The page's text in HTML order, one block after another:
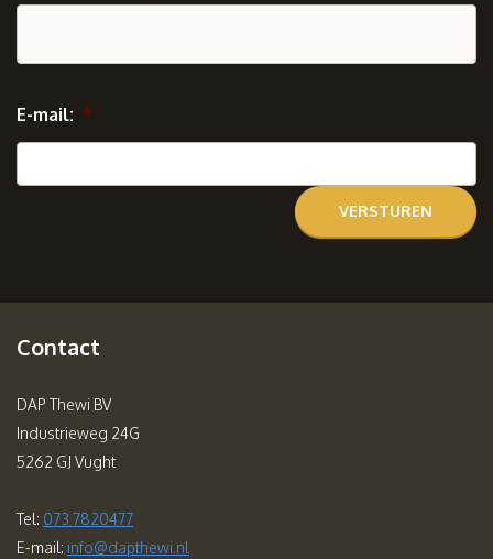
E-mail: *
Contact
DAP Thewi BV
Industrieweg 24G
5262 GJ Vught
Tel: 073 7820477
E-mail: info@dapthewi.nl